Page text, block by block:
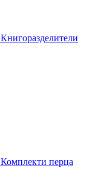
Книгоразделители
Комплекти перца